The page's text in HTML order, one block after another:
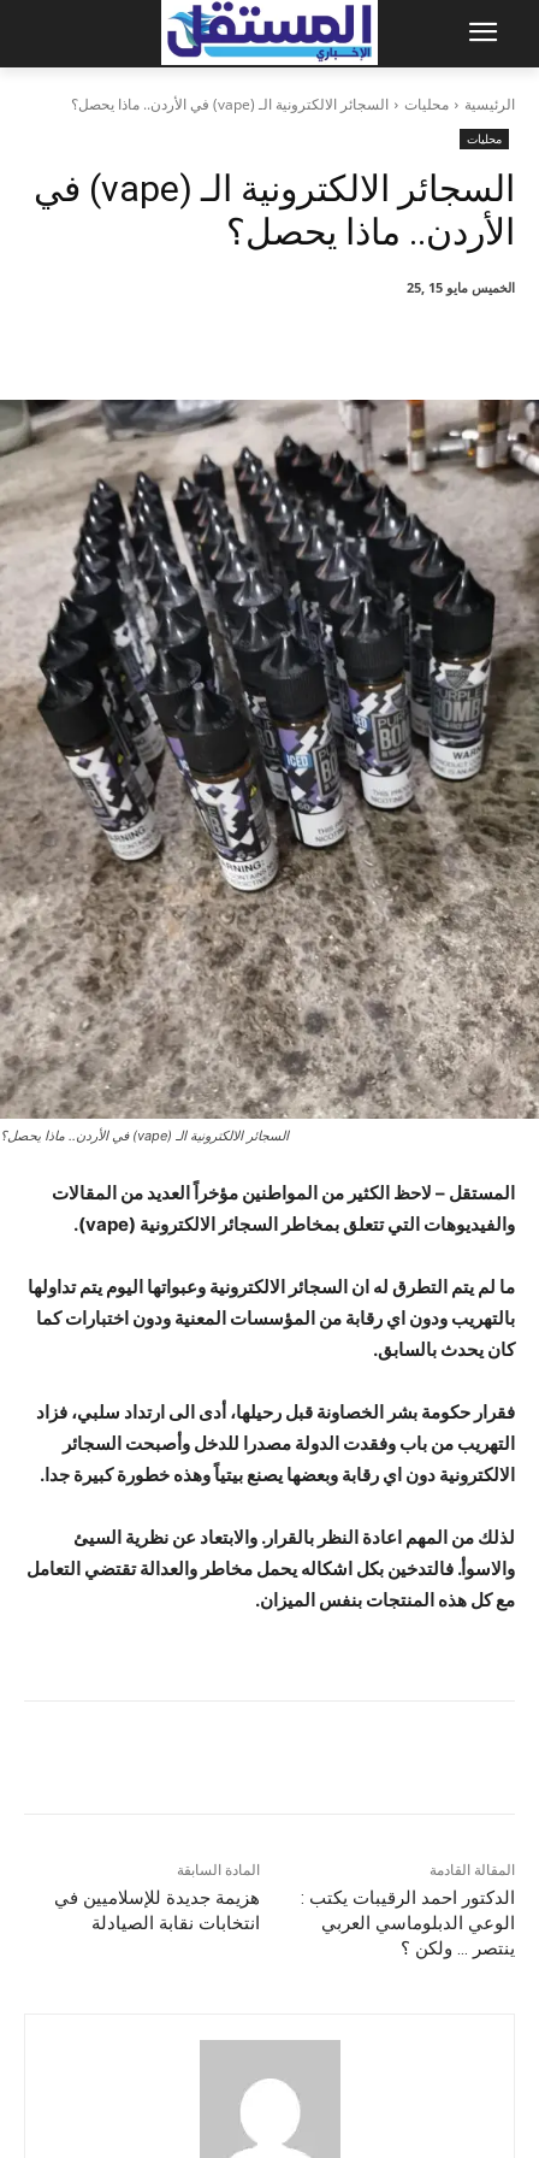
الرئيسية محليات السجائر الالكترونية الـ (vape) في الأردن.. ماذا يحصل؟
محليات
السجائر الالكترونية الـ (vape) في
الأردن.. ماذا يحصل؟
الخميس مايو 15 ,25
السجائر الالكترونية الـ (vape) في الأردن.. ماذا يحصل؟
المستقل – لاحظ الكثير من المواطنين مؤخراً العديد من المقالات
والفيديوهات التي تتعلق بمخاطر السجائر الالكترونية (vape).
ما لم يتم التطرق له ان السجائر الالكترونية وعبواتها اليوم يتم تداولها
بالتهريب ودون اي رقابة من المؤسسات المعنية ودون اختبارات كما
كان يحدث بالسابق.
فقرار حكومة بشر الخصاونة قبل رحيلها، أدى الى ارتداد سلبي، فزاد
التهريب من باب وفقدت الدولة مصدرا للدخل وأصبحت السجائر
الالكترونية دون اي رقابة وبعضها يصنع بيتياً وهذه خطورة كبيرة جدا.
لذلك من المهم اعادة النظر بالقرار. والابتعاد عن نظرية السيئ
والاسوأ. فالتدخين بكل اشكاله يحمل مخاطر والعدالة تقتضي التعامل
مع كل هذه المنتجات بنفس الميزان.
المادة السابقة
هزيمة جديدة للإسلاميين في
انتخابات نقابة الصيادلة
المقالة القادمة
الدكتور احمد الرقيبات يكتب :
الوعي الدبلوماسي العربي
ينتصر … ولكن ؟